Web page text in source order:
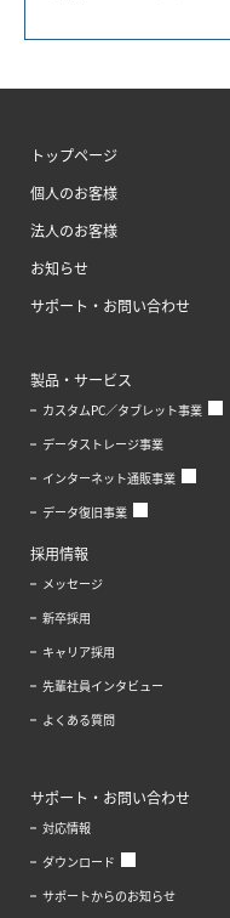
トップページ
個人のお客様
法人のお客様
お知らせ
サポート・お問い合わせ
製品・サービス
カスタムPC／タブレット事業
データストレージ事業
インターネット通販事業
データ復旧事業
採用情報
メッセージ
新卒採用
キャリア採用
先輩社員インタビュー
よくある質問
サポート・お問い合わせ
対応情報
ダウンロード
サポートからのお知らせ